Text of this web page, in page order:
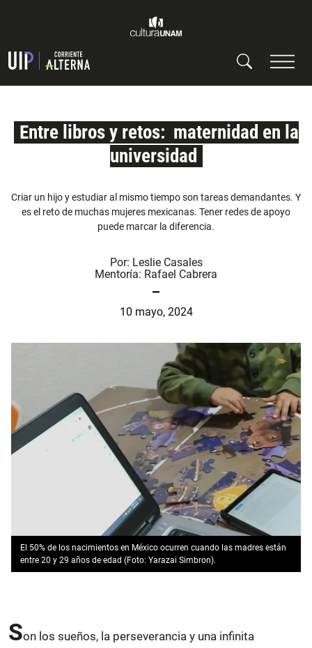
Entre libros y retos: maternidad en la
universidad
Criar un hijo y estudiar al mismo tiempo son tareas demandantes. Y
es el reto de muchas mujeres mexicanas. Tener redes de apoyo
puede marcar la diferencia.
Por: Leslie Casales
Mentoría: Rafael Cabrera
10 mayo, 2024
El 50% de los nacimientos en México ocurren cuando las madres están
entre 20 y 29 años de edad (Foto: Yarazai Simbron).
Son los sueños, la perseverancia y una infinita